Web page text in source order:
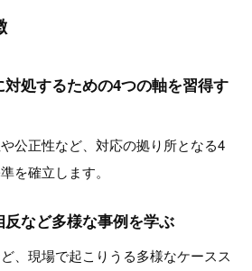
処するための4つの軸を習得す
公正性など、対応の拠り所となる4
を確立します。
など多様な事例を学ぶ
、現場で起こりうる多様なケースス